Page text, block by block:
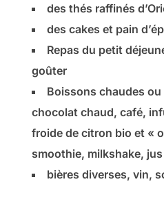
des thés raffinés
des cakes et pain
Repas du petit
goûter
Boissons chaudes
chocolat chaud, café,
froide de citron bio et «
smoothie, milkshake,
bières diverses, vin,